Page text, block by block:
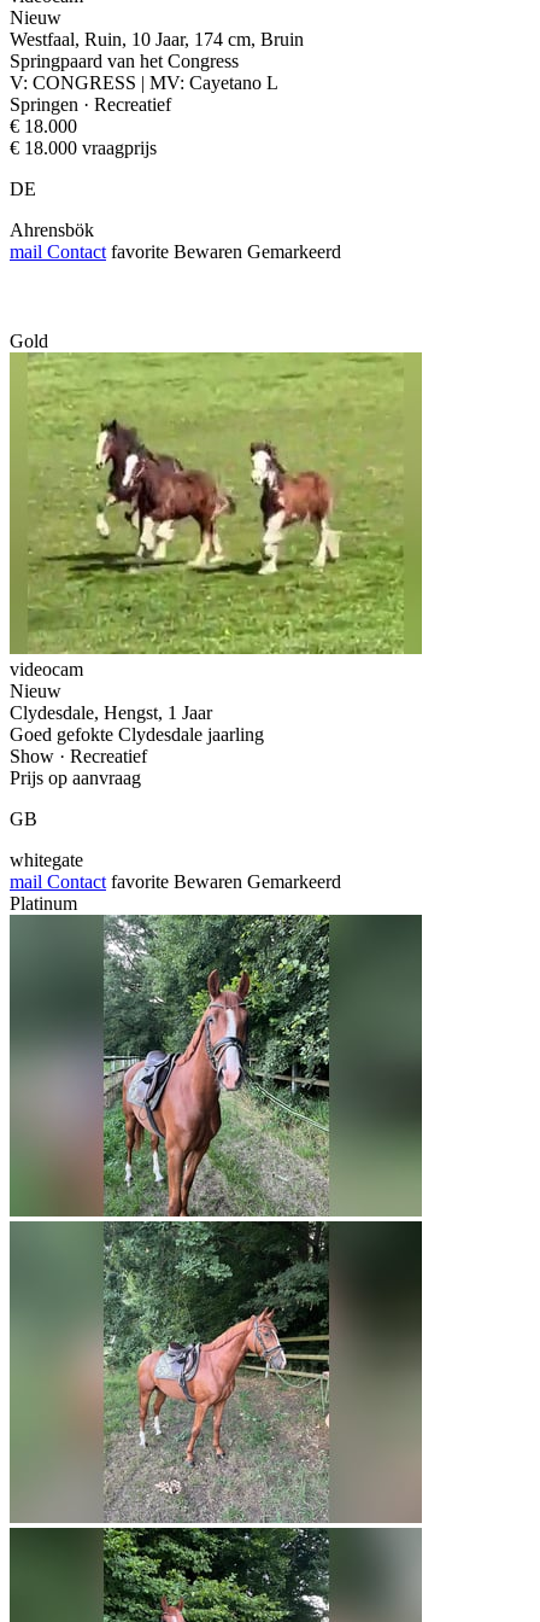
Nieuw
Westfaal, Ruin, 10 Jaar, 174 cm, Bruin
Springpaard van het Congress
V: CONGRESS | MV: Cayetano L
Springen · Recreatief
€ 18.000
€ 18.000 vraagprijs
DE
Ahrensbök
mail Contact favorite Bewaren Gemarkeerd
Gold
videocam
Nieuw
Clydesdale, Hengst, 1 Jaar
Goed gefokte Clydesdale jaarling
Show · Recreatief
Prijs op aanvraag
GB
whitegate
mail Contact favorite Bewaren Gemarkeerd
Platinum